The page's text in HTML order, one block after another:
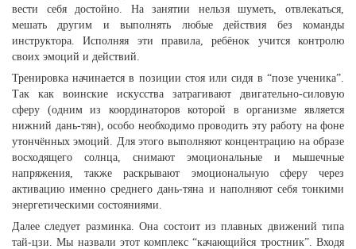
вести себя достойно. На занятии нельзя шуметь, отвлекаться,
мешать другим и выполнять любые действия без команды
инструктора. Исполняя эти правила, ребёнок учится контролю
своих эмоций и действий.
Тренировка начинается в позиции стоя или сидя в “позе ученика”.
Так как воинские искусства затрагивают двигательно-силовую
сферу (одним из координаторов которой в организме является
нижний дань-тян), особо необходимо проводить эту работу на фоне
утончённых эмоций. Для этого выполняют концентрацию на образе
восходящего солнца, снимают эмоциональные и мышечные
напряжения, также раскрывают эмоциональную сферу через
активацию именно среднего дань-тяна и наполняют себя тонкими
энергетическими состояниями.
Далее следует разминка. Она состоит из плавных движений типа
тай-цзи. Мы назвали этот комплекс “качающийся тростник”. Входя